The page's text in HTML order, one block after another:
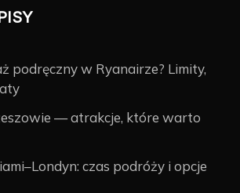
podręczny w Ryanairze? Limity,
— atrakcje, które warto
czas podróży i opcje